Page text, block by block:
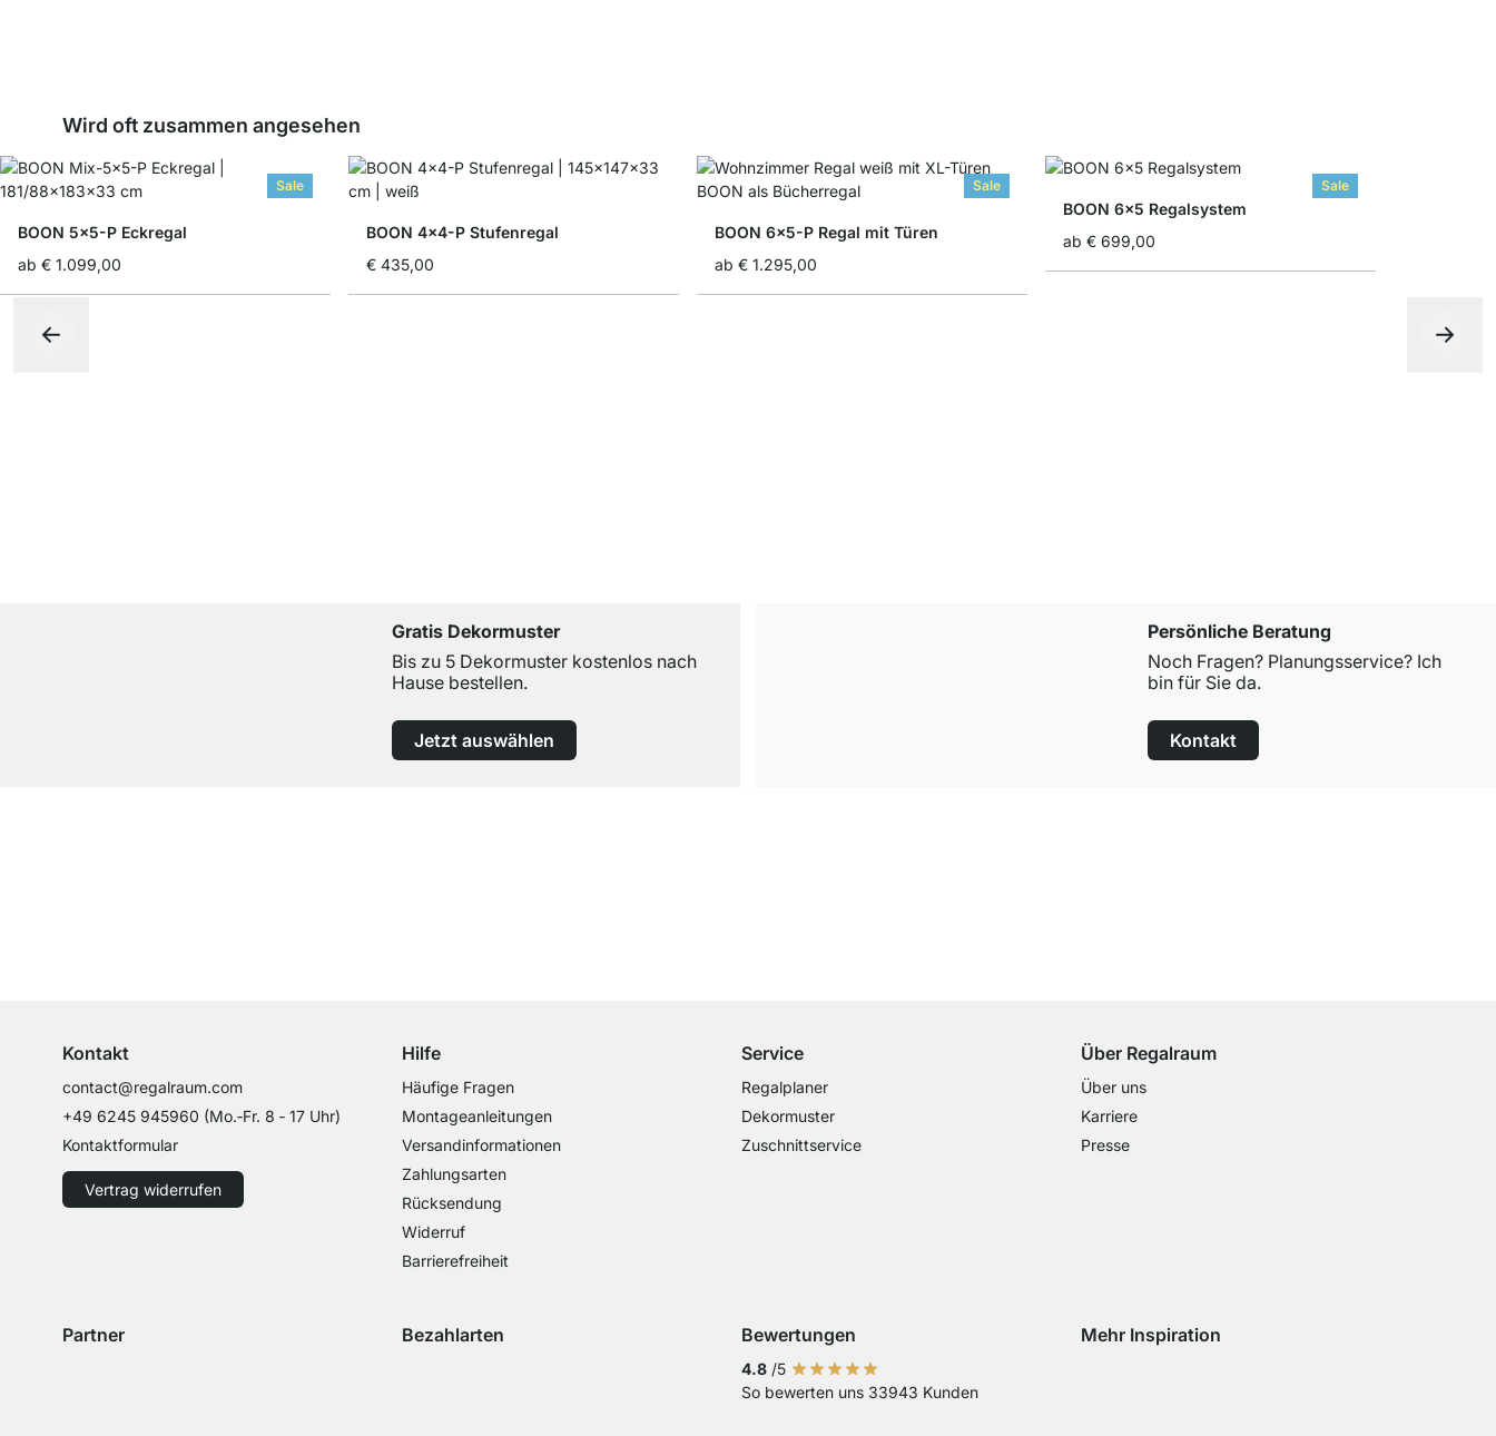
Wird oft zusammen angesehen
Sale
BOON 5x5-P Eckregal
ab € 1.099,00
BOON 4x4-P Stufenregal
€ 435,00
Sale
BOON 6x5-P Regal mit Türen
ab € 1.295,00
Sale
BOON 6x5 Regalsystem
ab € 699,00
Gratis Dekormuster
Bis zu 5 Dekormuster kostenlos nach
Hause bestellen.
Jetzt auswählen
Persönliche Beratung
Noch Fragen? Planungsservice? Ich
bin für Sie da.
Kontakt
Kontakt
contact@regalraum.com
+49 6245 945960 (Mo.‑Fr. 8 ‑ 17 Uhr)
Kontaktformular
Vertrag widerrufen
Hilfe
Häufige Fragen
Montageanleitungen
Versandinformationen
Zahlungsarten
Rücksendung
Widerruf
Barrierefreiheit
Service
Regalplaner
Dekormuster
Zuschnittservice
Über Regalraum
Über uns
Karriere
Presse
Partner Bezahlarten
Zahlung mit Sofort Kasse
Bewertungen
4.8 /5
So bewerten uns 33943 Kunden
Mehr Inspiration